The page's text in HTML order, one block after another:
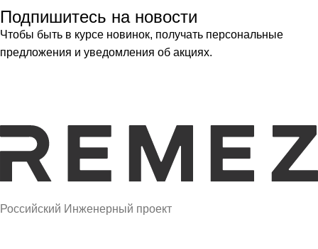
Подпишитесь на новости
Чтобы быть в курсе новинок, получать персональные
предложения и уведомления об акциях.
Российский Инженерный проект